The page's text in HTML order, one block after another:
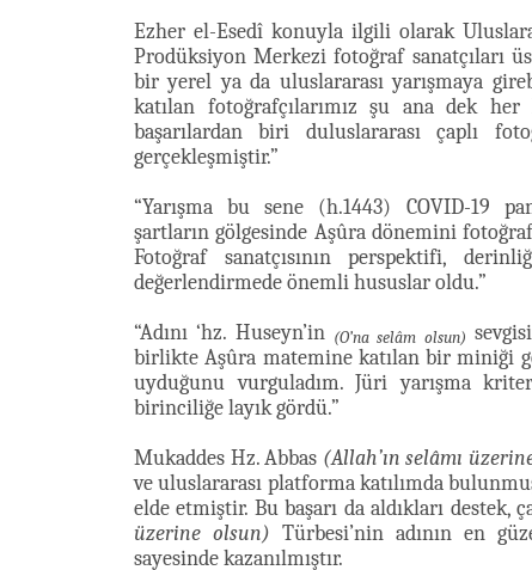
Ezher el-Esedî konuyla ilgili olarak
Prodüksiyon Merkezi fotoğraf sanatçıları
bir yerel ya da uluslararası yarışmaya
katılan fotoğrafçılarımız şu ana dek her
başarılardan biri duluslararası çaplı
gerçekleşmiştir.”
“Yarışma bu sene (h.1443) COVID-19
şartların gölgesinde Aşûra dönemini
Fotoğraf sanatçısının perspektifi,
değerlendirmede önemli hususlar oldu.”
“Adını ‘hz. Huseyn’in (O’na selâm olsun)
birlikte Aşûra matemine katılan bir miniği
uyduğunu vurguladım. Jüri yarışma
birinciliğe layık gördü.”
Mukaddes Hz. Abbas (Allah’ın selâmı
ve uluslararası platforma katılımda
elde etmiştir. Bu başarı da aldıkları destek,
üzerine olsun) Türbesi’nin adının en
sayesinde kazanılmıştır.